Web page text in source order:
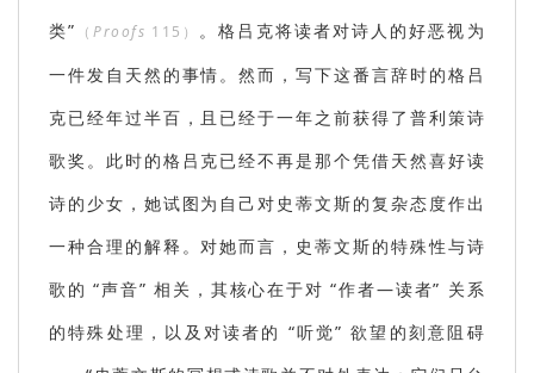
类” （Proofs 115）
。格吕克将读者对诗人的好恶视为
一件发自天然的事情。然而，写下这番言辞时的格吕
克已经年过半百，且已经于一年之前获得了普利策诗
歌奖。此时的格吕克已经不再是那个凭借天然喜好读
诗的少女，她试图为自己对史蒂文斯的复杂态度作出
一种合理的解释。对她而言，史蒂文斯的特殊性与诗
歌的 “声音” 相关，其核心在于对 “作者—读者” 关系
的特殊处理，以及对读者的 “听觉” 欲望的刻意阻碍